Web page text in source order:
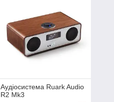
Аудіосистема Ruark Audio
R2 Mk3